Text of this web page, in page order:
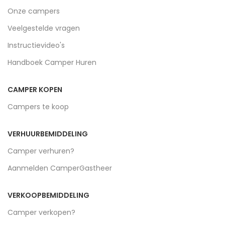
Onze campers
Veelgestelde vragen
Instructievideo's
Handboek Camper Huren
CAMPER KOPEN
Campers te koop
VERHUURBEMIDDELING
Camper verhuren?
Aanmelden CamperGastheer
VERKOOPBEMIDDELING
Camper verkopen?